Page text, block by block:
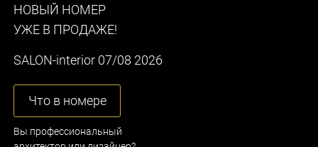
НОВЫЙ НОМЕР
УЖЕ В ПРОДАЖЕ!
SALON-interior 07/08 2026
Что в номере
Вы профессиональный